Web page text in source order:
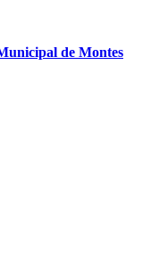
de Montes